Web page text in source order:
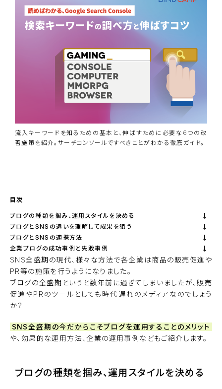
流入キーワードを知るための基本と、伸ばすために必要な6つの改
善施策を紹介。サーチコンソールですべきことがわかる徹底ガイド。
目次
ブログの種類を掴み、運用スタイルを決める
ブログとSNSの違いを理解して成果を狙う
ブログとSNSの連携方法
企業ブログの成功事例と失敗事例
SNS全盛期の現代、様々な方法で各企業は商品の販売促進や
PR等の施策を行うようになりました。
ブログの全盛期というと数年前に過ぎてしまいましたが、販売
促進やPRのツールとしても時代遅れのメディアなのでしょう
か？
SNS全盛期の今だからこそブログを運用することのメリット
や、効果的な運用方法、企業の運用事例などもご紹介します。
ブログの種類を掴み、運用スタイルを決める